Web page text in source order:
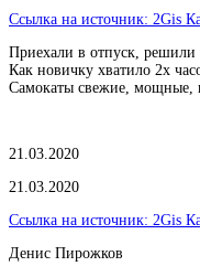
Ссылка на источник: 2Gis
Приехали в отпуск, решили
Как новичку хватило 2х
Самокаты свежие, мощные,
21.03.2020
21.03.2020
Ссылка на источник: 2Gis
​Денис Пирожков